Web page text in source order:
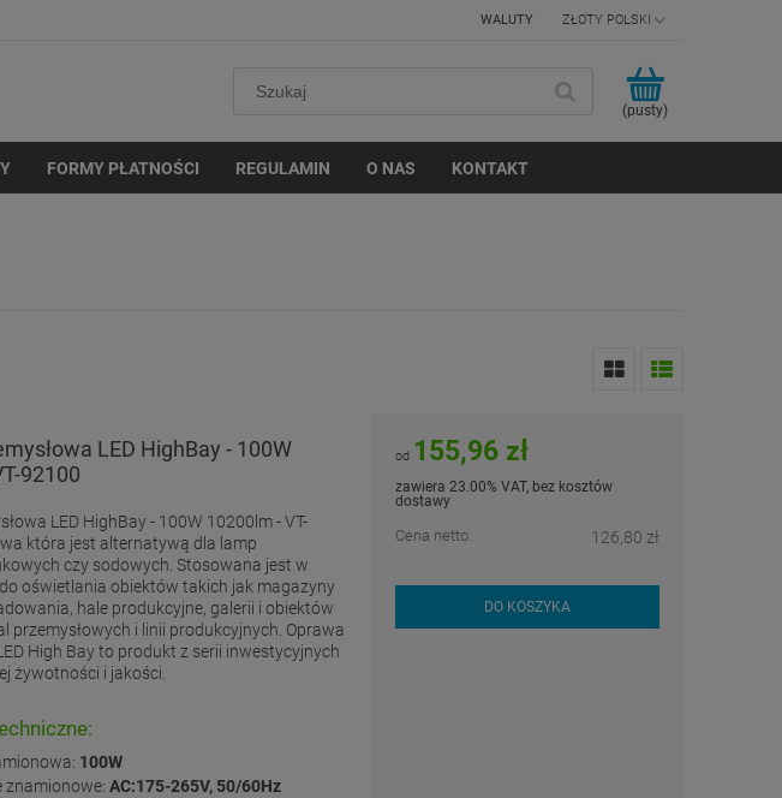
WALUTY
(pusty)
FORMY PŁATNOŚCI REGULAMIN O NAS KONTAKT
LED HighBay - 100W
92100
LED HighBay - 100W 10200lm - VT-
która jest alternatywą dla lamp
czy sodowych. Stosowana jest w
oświetlania obiektów takich jak magazyny
hale produkcyjne, galerii i obiektów
przemysłowych i linii produkcyjnych. Oprawa
High Bay to produkt z serii inwestycyjnych
żywotności i jakości.
100W
znamionowe: AC:175-265V, 50/60Hz
od 155,96 zł
zawiera 23.00% VAT, bez kosztów
dostawy
Cena netto: 126,80 zł
DO KOSZYKA